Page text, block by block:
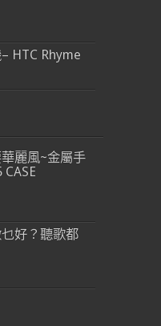
HTC Rhyme
麗風~金屬手
好？聽歌都